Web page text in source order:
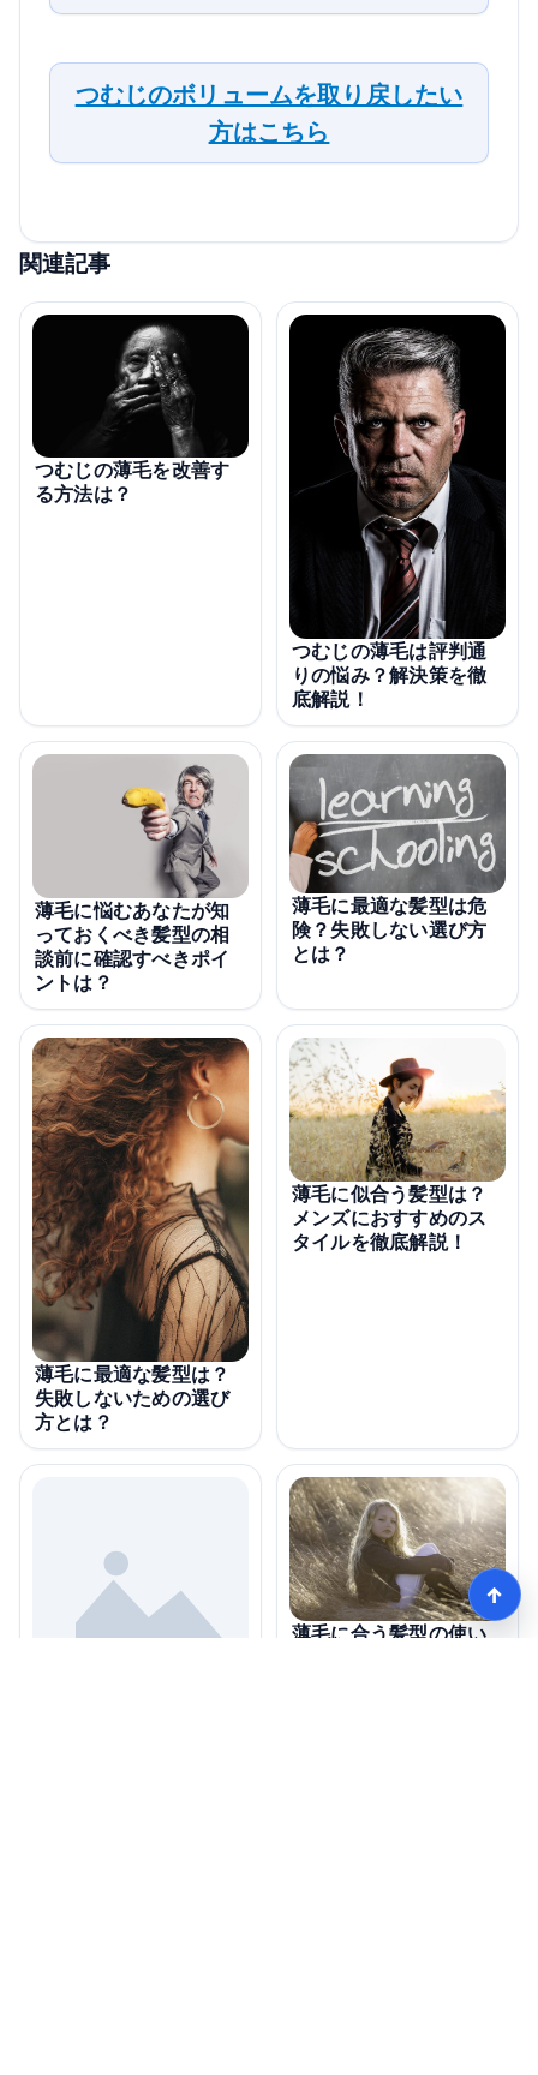
つむじのボリュームを取り戻したい
方はこちら
関連記事
つむじの薄毛を改善す
る方法は？
つむじの薄毛は評判通
りの悩み？解決策を徹
底解説！
薄毛に悩むあなたが知
っておくべき髪型の相
談前に確認すべきポイ
ントは？
薄毛に最適な髪型は危
険？失敗しない選び方
とは？
薄毛に最適な髪型は？
失敗しないための選び
方とは？
薄毛に似合う髪型は？
メンズにおすすめのス
タイルを徹底解説！
薄毛に合う髪型の使い
↑